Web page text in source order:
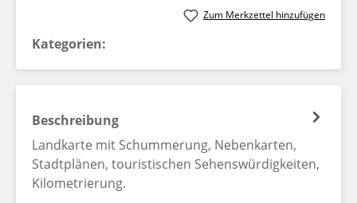
Zum Merkzettel hinzufügen
Kategorien:
Beschreibung
Landkarte mit Schummerung, Nebenkarten,
Stadtplänen, touristischen Sehenswürdigkeiten,
Kilometrierung.